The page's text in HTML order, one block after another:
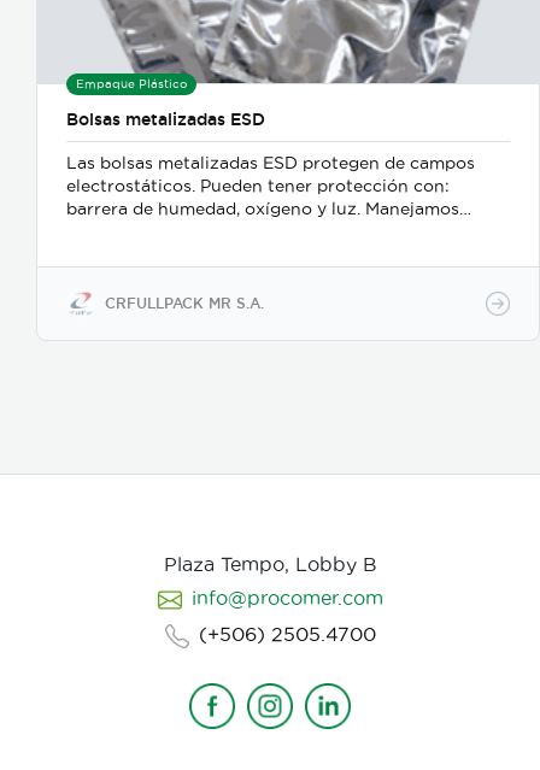
Empaque Plástico
Bolsas metalizadas ESD
Las bolsas metalizadas ESD protegen de campos
electrostáticos. Pueden tener protección con:
barrera de humedad, oxígeno y luz. Manejamos
ANSI/ESD STM 11.31
CRFULLPACK MR S.A.
Plaza Tempo, Lobby B
info@procomer.com
(+506) 2505.4700